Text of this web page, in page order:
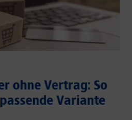
ohne Vertrag: So
Variante